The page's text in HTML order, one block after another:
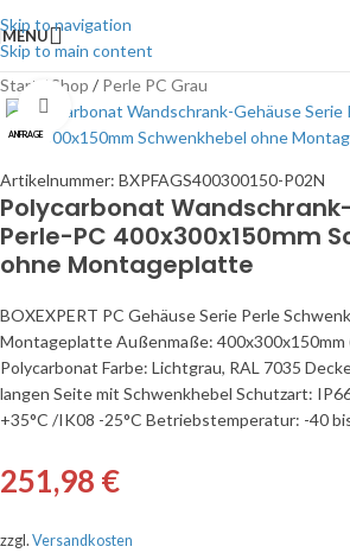
Skip to navigation
Skip to main content
MENU
Start / Shop / Perle PC Grau
ANFRAGE
Click to enlarge
Artikelnummer: BXPFAGS400300150-P02N
Polycarbonat
Perle-PC 400x300x150mm
ohne Montageplatte
BOXEXPERT PC Gehäuse Serie Perle
Montageplatte Außenmaße: 400x300x150mm
Polycarbonat Farbe: Lichtgrau, RAL 7035
langen Seite mit Schwenkhebel Schutzart:
+35°C /IK08 -25°C Betriebstemperatur: -40
251,98 €
zzgl. Versandkosten